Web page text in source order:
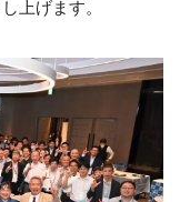
上げます。